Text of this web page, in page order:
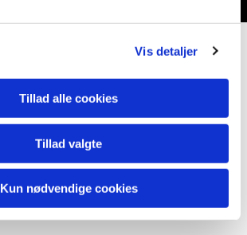
Vis detaljer
Tillad alle cookies
Tillad valgte
Kun nødvendige cookies